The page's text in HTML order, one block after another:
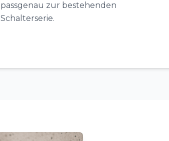
passgenau zur bestehenden
Schalterserie.